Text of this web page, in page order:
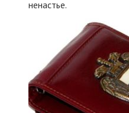
ненастье.